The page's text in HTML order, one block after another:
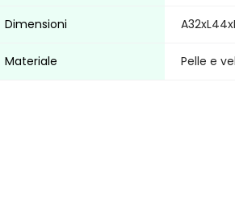
Dimensioni
Materiale Pelle e